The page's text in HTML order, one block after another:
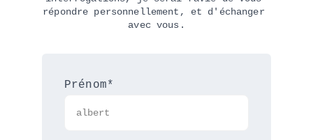
répondre personnellement, et d'échanger
avec vous.
Prénom*